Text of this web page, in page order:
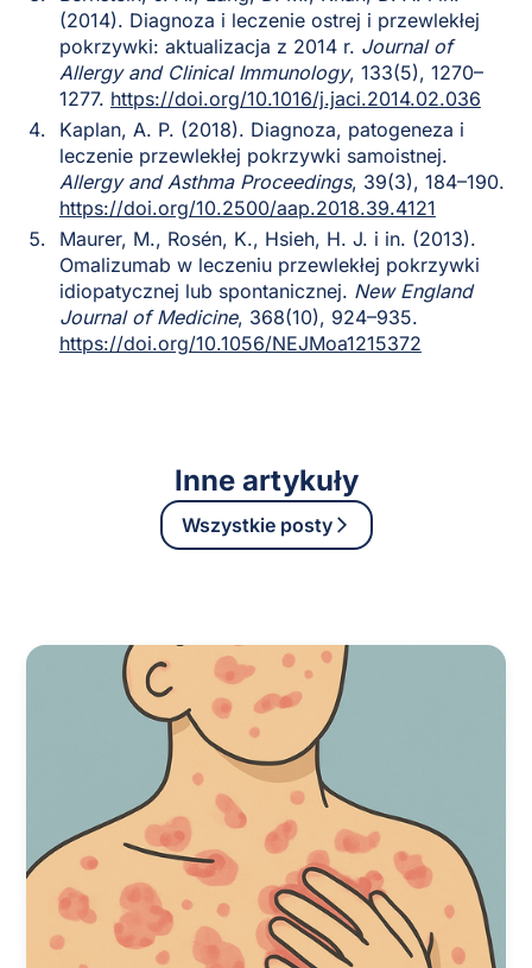
(2014). Diagnoza i leczenie ostrej i przewlekłej
pokrzywki: aktualizacja z 2014 r. Journal of
Allergy and Clinical Immunology, 133(5), 1270–
1277. https://doi.org/10.1016/j.jaci.2014.02.036
Kaplan, A. P. (2018). Diagnoza, patogeneza i
leczenie przewlekłej pokrzywki samoistnej.
Allergy and Asthma Proceedings, 39(3), 184–190.
https://doi.org/10.2500/aap.2018.39.4121
Maurer, M., Rosén, K., Hsieh, H. J. i in. (2013).
Omalizumab w leczeniu przewlekłej pokrzywki
idiopatycznej lub spontanicznej. New England
Journal of Medicine, 368(10), 924–935.
https://doi.org/10.1056/NEJMoa1215372
Inne artykuły
Wszystkie posty